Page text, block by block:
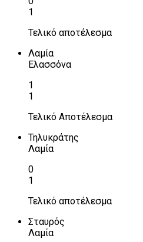
1
Τελικό αποτέλεσμα
Λαμία
Ελασσόνα
1
1
Τελικό Αποτέλεσμα
Τηλυκράτης
Λαμία
0
1
Τελικό αποτέλεσμα
Σταυρός
Λαμία